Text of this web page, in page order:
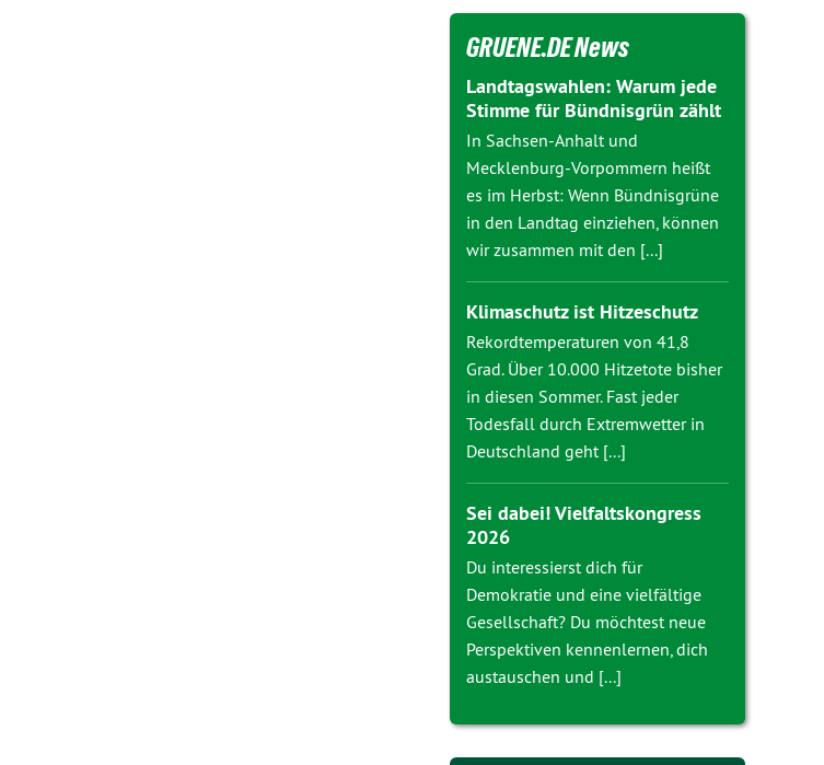
GRUENE.DE News
Landtagswahlen: Warum jede
Stimme für Bündnisgrün zählt
In Sachsen-Anhalt und
Mecklenburg-Vorpommern heißt
es im Herbst: Wenn Bündnisgrüne
in den Landtag einziehen, können
wir zusammen mit den [...]
Klimaschutz ist Hitzeschutz
Rekordtemperaturen von 41,8
Grad. Über 10.000 Hitzetote bisher
in diesen Sommer. Fast jeder
Todesfall durch Extremwetter in
Deutschland geht [...]
Sei dabei! Vielfaltskongress
2026
Du interessierst dich für
Demokratie und eine vielfältige
Gesellschaft? Du möchtest neue
Perspektiven kennenlernen, dich
austauschen und [...]